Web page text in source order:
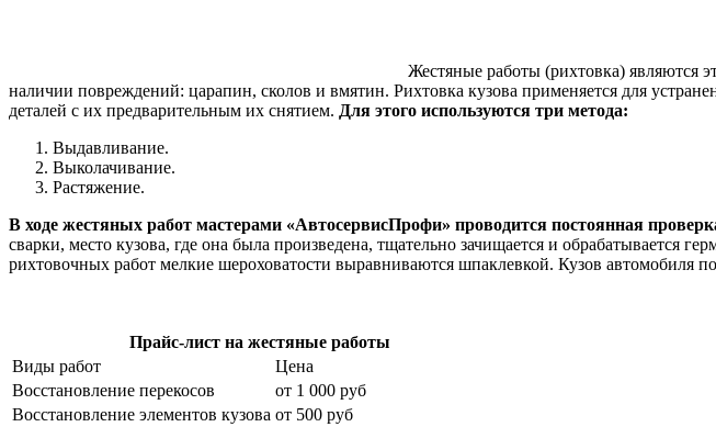
Жестяные работы (рихтовка) являются
наличии повреждений: царапин, сколов и вмятин. Рихтовка кузова применяется для
деталей с их предварительным их снятием. Для этого используются три метода:
Выдавливание.
Выколачивание.
Растяжение.
В ходе жестяных работ мастерами «АвтосервисПрофи» проводится постоянная
сварки, место кузова, где она была произведена, тщательно зачищается и
рихтовочных работ мелкие шероховатости выравниваются шпаклевкой. Кузов автомобиля
Прайс-лист на жестяные работы
Виды работ
Цена
Восстановление перекосов
от 1 000 руб
Восстановление элементов кузова от 500 руб